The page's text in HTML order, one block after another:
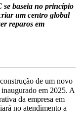
se baseia no princípio
um centro global
reparos em
de um novo
em 2025. A
da empresa em
no atendimento a